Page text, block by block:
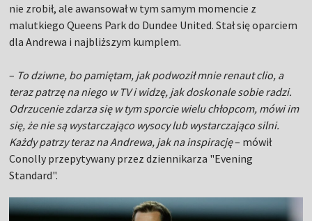
nie zrobił, ale awansował w tym samym momencie z
malutkiego Queens Park do Dundee United. Stał się oparciem
dla Andrewa i najbliższym kumplem.
– To dziwne, bo pamiętam, jak podwoził mnie renaut clio, a
teraz patrzę na niego w TV i widzę, jak doskonale sobie radzi.
Odrzucenie zdarza się w tym sporcie wielu chłopcom, mówi im
się, że nie są wystarczająco wysocy lub wystarczająco silni.
Każdy patrzy teraz na Andrewa, jak na inspirację– mówił
Conolly przepytywany przez dziennikarza "Evening
Standard".